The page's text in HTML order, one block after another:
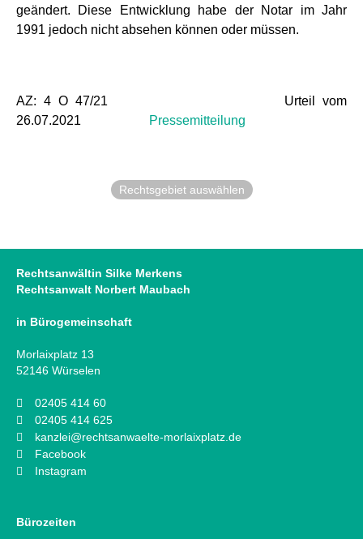
geändert. Diese Entwicklung habe der Notar im Jahr
1991 jedoch nicht absehen können oder müssen.
AZ: 4 O 47/21 Urteil vom
26.07.2021
Pressemitteilung
Rechtsgebiet auswählen
Rechtsanwältin Silke Merkens
Rechtsanwalt Norbert Maubach
in Bürogemeinschaft
Morlaixplatz 13
52146 Würselen
02405 414 60
02405 414 625
kanzlei@rechtsanwaelte-morlaixplatz.de
Facebook
Instagram
Bürozeiten